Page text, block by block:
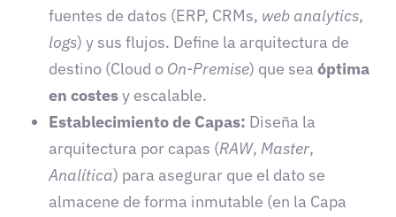
fuentes de datos (ERP, CRMs, web analytics,
logs) y sus flujos. Define la arquitectura de
destino (Cloud o On-Premise) que sea óptima
en costesy escalable.
Establecimiento de Capas: Diseña la
arquitectura por capas (RAW, Master,
Analítica) para asegurar que el dato se
almacene de forma inmutable (en la Capa